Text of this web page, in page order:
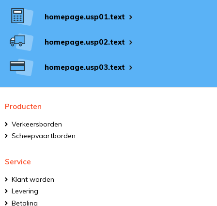
homepage.usp01.text
homepage.usp02.text
homepage.usp03.text
Producten
Verkeersborden
Scheepvaartborden
Service
Klant worden
Levering
Betaling